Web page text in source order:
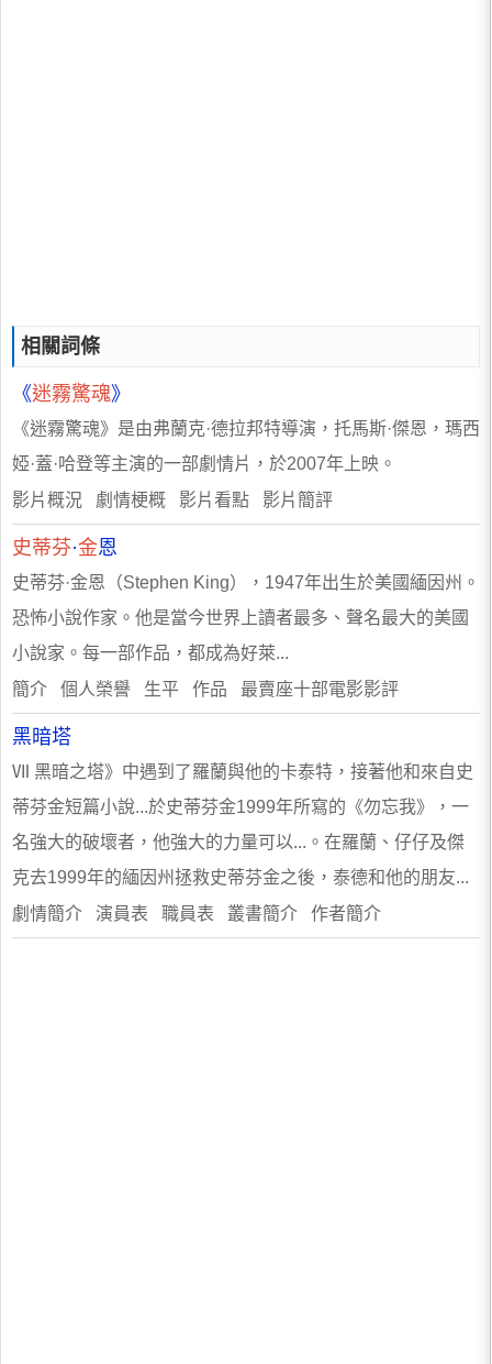
相關詞條
《迷霧驚魂》
《迷霧驚魂》是由弗蘭克·德拉邦特導演，托馬斯·傑恩，瑪西
婭·蓋·哈登等主演的一部劇情片，於2007年上映。
影片概況 劇情梗概 影片看點 影片簡評
史蒂芬·金恩
史蒂芬·金恩（Stephen King），1947年出生於美國緬因州。
恐怖小說作家。他是當今世界上讀者最多、聲名最大的美國
小說家。每一部作品，都成為好萊...
簡介 個人榮譽 生平 作品 最賣座十部電影影評
黑暗塔
Ⅶ 黑暗之塔》中遇到了羅蘭與他的卡泰特，接著他和來自史
蒂芬金短篇小說...於史蒂芬金1999年所寫的《勿忘我》，一
名強大的破壞者，他強大的力量可以...。在羅蘭、仔仔及傑
克去1999年的緬因州拯救史蒂芬金之後，泰德和他的朋友...
劇情簡介 演員表 職員表 叢書簡介 作者簡介